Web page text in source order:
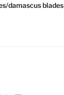
damascus blades